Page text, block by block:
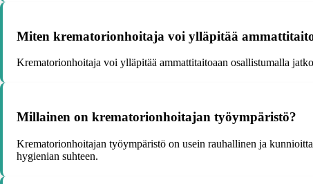
Miten krematorionhoitaja voi ylläpitää
Krematorionhoitaja voi ylläpitää ammattitaitoaan osallistumalla
Millainen on krematorionhoitajan työympäristö?
Krematorionhoitajan työympäristö on usein rauhallinen ja
hygienian suhteen.